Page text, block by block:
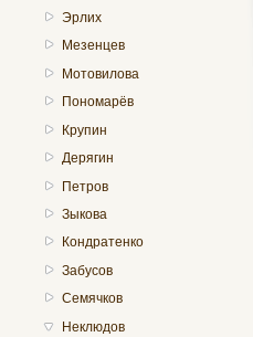
Эрлих
Мезенцев
Мотовилова
Пономарёв
Крупин
Дерягин
Петров
Зыкова
Кондратенко
Забусов
Семячков
Неклюдов